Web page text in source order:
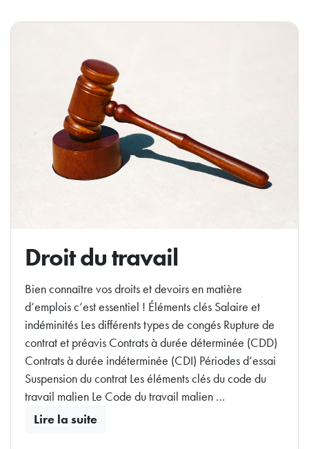
Droit du travail
Bien connaître vos droits et devoirs en matière
d’emplois c’est essentiel ! Éléments clés Salaire et
indéminités Les différents types de congés Rupture de
contrat et préavis Contrats à durée déterminée (CDD)
Contrats à durée indéterminée (CDI) Périodes d’essai
Suspension du contrat Les éléments clés du code du
travail malien Le Code du travail malien …
Lire la suite